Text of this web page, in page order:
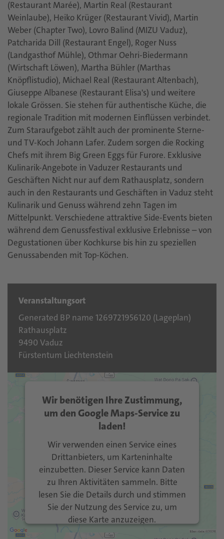
(Restaurant Marée), Martin Real (Restaurant
Weinlaube), Heiko Krüger (Restaurant Vivid), Martin
Weber (Chapter Two), Lovro Balind (MIZU Vaduz),
Patcharida Dill (Restaurant Engel), Roger Nuss
(Landgasthof Mühle), Othmar Oehri-Biedermann
(Wirtschaft Löwen), Martha Bühler (Marthas
Knöpflistudio), Michael Real (Restaurant Altenbach),
Giuseppe Albanese (Restaurant Elisa's) und weitere
lokale Grössen. Sie stehen für authentische Küche, die
regionale Tradition mit modernen Einflüssen verbindet.
Zum Staraufgebot zählt auch der prominente Sterne-
und TV-Koch Johann Lafer. Zudem sorgen die Rocking
Chefs mit ihrem Big Green Eggs für Furore. Exklusive
Kulinarik-Angebote in Vaduzer Restaurants und
Geschäften Nicht nur auf dem Rathausplatz, sondern
auch in den Restaurants und Geschäften in Vaduz steht
Kulinarik und Genuss während zehn Tagen im
Mittelpunkt. Verschiedene attraktive Side-Events bieten
während dem Genussfestival exklusive Erlebnisse – von
Degustationen über Kochkurse bis hin zu speziellen
Genussabenden mit Top-Köchen.
Veranstaltungsort
Generated BP name 1269721956120 (Lageplan)
Rathausplatz
9490 Vaduz
Fürstentum Liechtenstein
Wir benötigen Ihre Zustimmung,
um den Google Maps-Service zu
laden!
Wir verwenden einen Service eines
Drittanbieters, um Karteninhalte
einzubetten. Dieser Service kann Daten
zu Ihren Aktivitäten sammeln. Bitte
lesen Sie die Details durch und stimmen
Sie der Nutzung des Service zu, um
diese Karte anzuzeigen.